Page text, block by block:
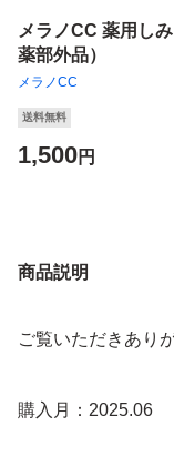
メラノCC 薬用し
薬部外品）
メラノCC
送料無料
1,500円
商品説明
ご覧いただきあり
購入月：2025.06